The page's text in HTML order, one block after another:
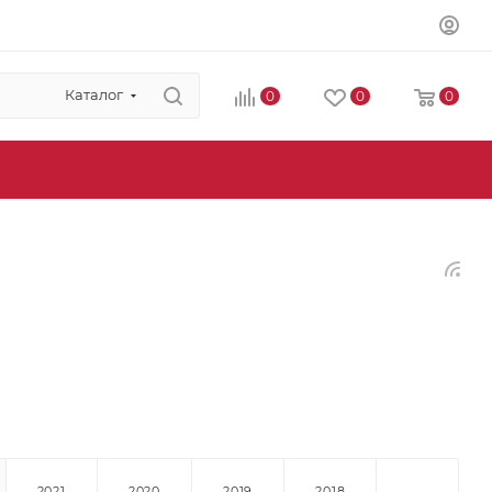
Каталог 0 0 0